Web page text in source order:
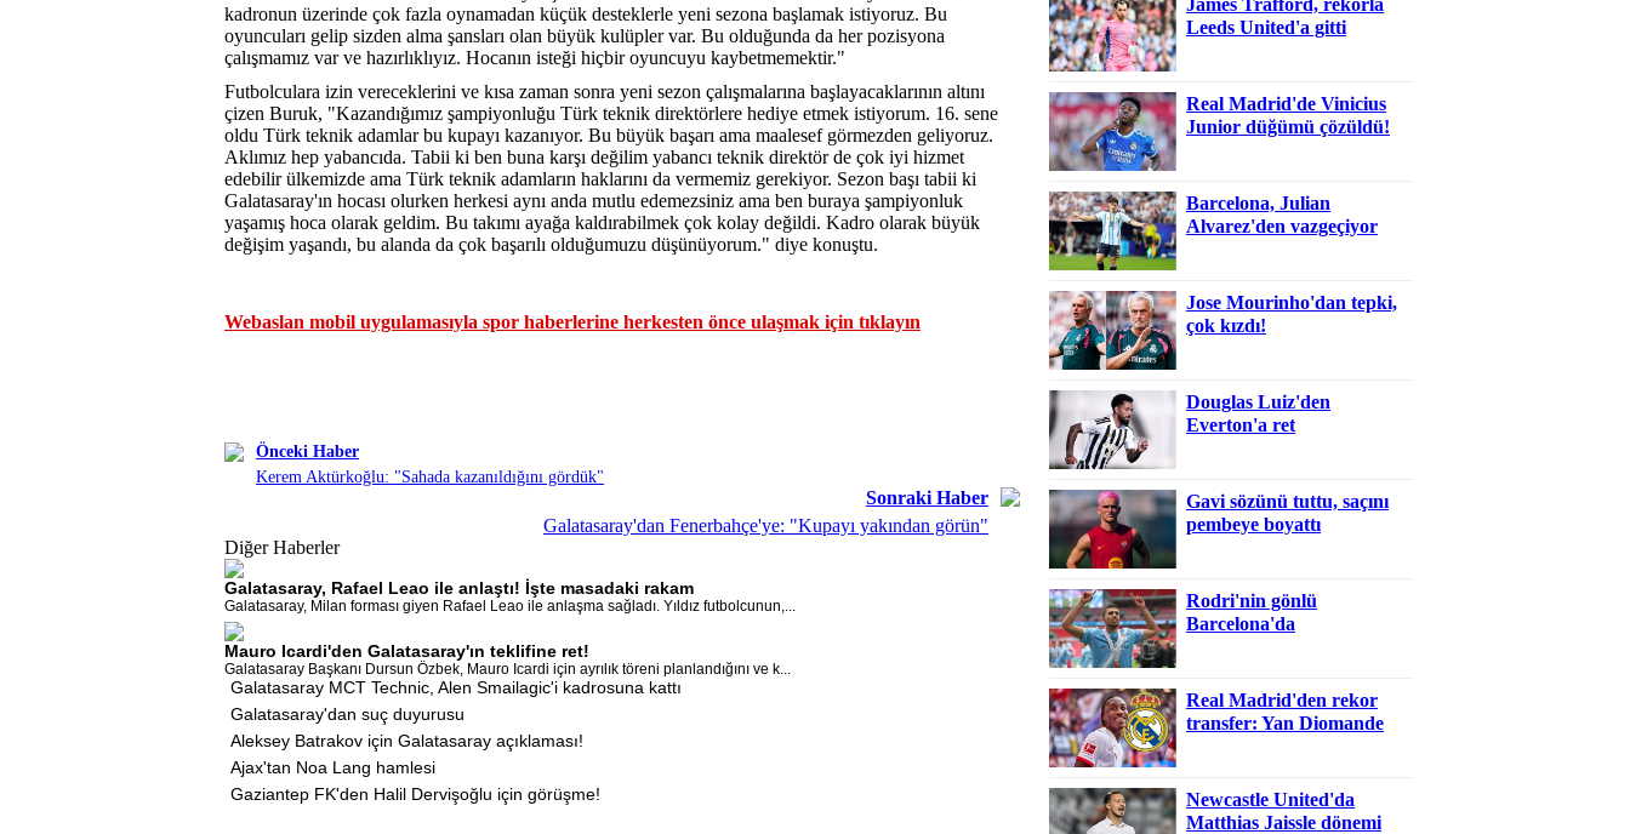
kadronun üzerinde çok fazla oynamadan küçük desteklerle yeni sezona başlamak istiyoruz. Bu
oyuncuları gelip sizden alma şansları olan büyük kulüpler var. Bu olduğunda da her pozisyona
çalışmamız var ve hazırlıklıyız. Hocanın isteği hiçbir oyuncuyu kaybetmemektir."
Futbolculara izin vereceklerini ve kısa zaman sonra yeni sezon çalışmalarına başlayacaklarının altını
çizen Buruk, "Kazandığımız şampiyonluğu Türk teknik direktörlere hediye etmek istiyorum. 16. sene
oldu Türk teknik adamlar bu kupayı kazanıyor. Bu büyük başarı ama maalesef görmezden geliyoruz.
Aklımız hep yabancıda. Tabii ki ben buna karşı değilim yabancı teknik direktör de çok iyi hizmet
edebilir ülkemizde ama Türk teknik adamların haklarını da vermemiz gerekiyor. Sezon başı tabii ki
Galatasaray'ın hocası olurken herkesi aynı anda mutlu edemezsiniz ama ben buraya şampiyonluk
yaşamış hoca olarak geldim. Bu takımı ayağa kaldırabilmek çok kolay değildi. Kadro olarak büyük
değişim yaşandı, bu alanda da çok başarılı olduğumuzu düşünüyorum." diye konuştu.
Webaslan mobil uygulamasıyla spor haberlerine herkesten önce ulaşmak için tıklayın
Önceki Haber
Kerem Aktürkoğlu: "Sahada kazanıldığını gördük"
Sonraki Haber
Galatasaray'dan Fenerbahçe'ye: "Kupayı yakından görün"
Diğer Haberler
Galatasaray, Rafael Leao ile anlaştı! İşte masadaki rakam
Galatasaray, Milan forması giyen Rafael Leao ile anlaşma sağladı. Yıldız futbolcunun,...
Mauro Icardi'den Galatasaray'ın teklifine ret!
Galatasaray Başkanı Dursun Özbek, Mauro Icardi için ayrılık töreni planlandığını ve k...
Galatasaray MCT Technic, Alen Smailagic'i kadrosuna kattı
Galatasaray'dan suç duyurusu
Aleksey Batrakov için Galatasaray açıklaması!
Ajax'tan Noa Lang hamlesi
Gaziantep FK'den Halil Dervişoğlu için görüşme!
Leeds United'a gitti
Real Madrid'de Vinicius
Junior düğümü çözüldü!
Barcelona, Julian
Alvarez'den vazgeçiyor
Jose Mourinho'dan tepki,
çok kızdı!
Douglas Luiz'den
Everton'a ret
Gavi sözünü tuttu, saçını
pembeye boyattı
Rodri'nin gönlü
Barcelona'da
Real Madrid'den rekor
transfer: Yan Diomande
Newcastle United'da
Matthias Jaissle dönemi